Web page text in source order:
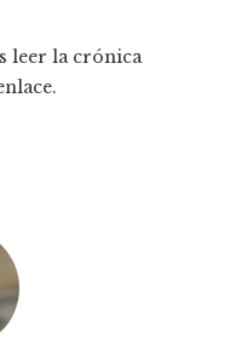
leer la crónica